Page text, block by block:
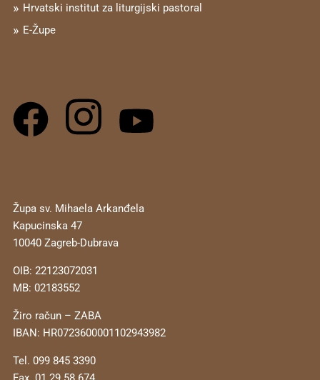
Hrvatski institut za liturgijski pastoral
E-Župe
Župa sv. Mihaela Arkanđela
Kapucinska 47
10040 Zagreb-Dubrava
OIB: 22123072031
MB: 02183552
Žiro račun – ZABA
IBAN: HR0723600001102943982
Tel. 099 845 3390